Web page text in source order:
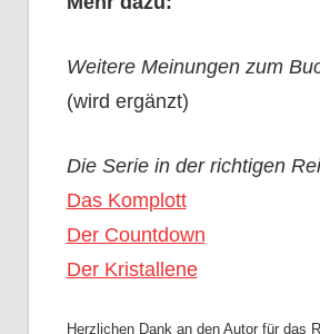
Weitere Meinungen zum
(wird ergänzt)
Die Serie in der richtigen
Das Komplott
Der Countdown
Der Kristallene
Herzlichen Dank an den Autor für das